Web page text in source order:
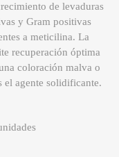
de levaduras
y Gram positivas
a meticilina. La
recuperación óptima
coloración malva o
el agente solidificante.